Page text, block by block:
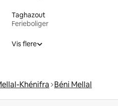
Taghazout
Ferieboliger
Vis flere
Khénifra Béni Mellal